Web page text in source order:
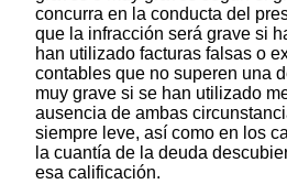
concurra en la conducta del
que la infracción será grave si
han utilizado facturas falsas o
contables que no superen una
muy grave si se han utilizado
ausencia de ambas
siempre leve, así como en los
la cuantía de la deuda
esa calificación.